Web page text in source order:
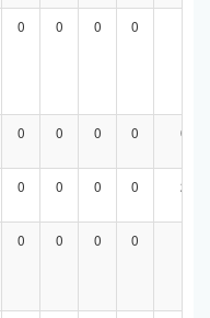
0 0 0 0
0 0 0 0 0
0 0 0 0 2
0 0 0 0